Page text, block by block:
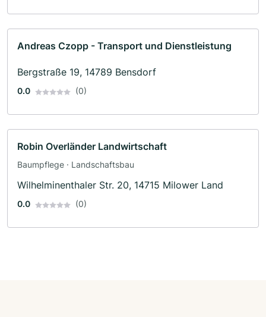
Andreas Czopp - Transport und Dienstleistung
Bergstraße 19, 14789 Bensdorf
0.0 (0)
Robin Overländer Landwirtschaft
Baumpflege · Landschaftsbau
Wilhelminenthaler Str. 20, 14715 Milower Land
0.0 (0)